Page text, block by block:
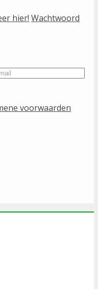
hier! Wachtwoord
voorwaarden